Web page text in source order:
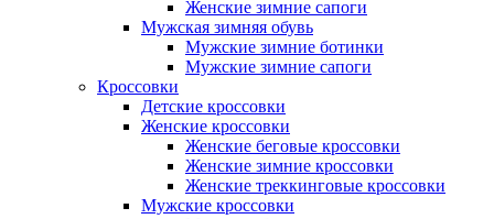
Женские зимние сапоги
Мужская зимняя обувь
Мужские зимние ботинки
Мужские зимние сапоги
Кроссовки
Детские кроссовки
Женские кроссовки
Женские беговые кроссовки
Женские зимние кроссовки
Женские треккинговые кроссовки
Мужские кроссовки